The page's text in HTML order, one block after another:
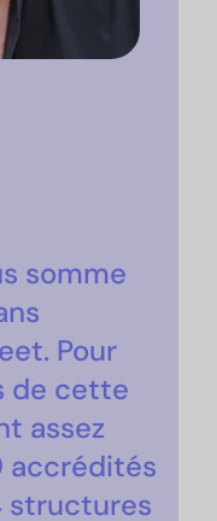
somme
Pour
de cette
assez
accrédités
structures